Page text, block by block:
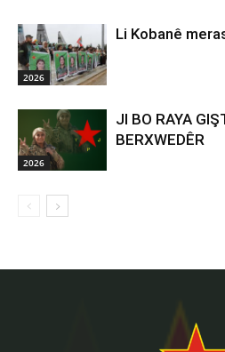
2026
Li Kobanê
2026
JI BO RAYA
BERXWEDÊR